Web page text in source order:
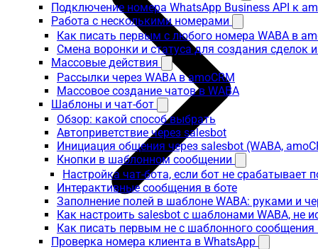
Подключение номера WhatsApp Business API к
Работа с несколькими номерами
Как писать первым с любого номера WABA в
Смена воронки и статуса для создания сделок
Массовые действия
Рассылки через WABA в amoCRM
Массовое создание чатов в WABA
Шаблоны и чат-бот
Обзор: какой способ выбрать
Автоприветствие через salesbot
Инициация общения через salesbot (WABA,
Кнопки в шаблонном сообщении
Настройка чат-бота, если бот не срабатывает
Интерактивные сообщения в боте
Заполнение полей в шаблоне WABA: руками и
Как настроить salesbot с шаблонами WABA, не
Как писать первым не с шаблонного сообщения
Проверка номера клиента в WhatsApp